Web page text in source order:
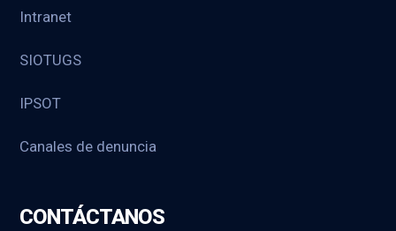
Intranet
SIOTUGS
IPSOT
Canales de denuncia
CONTÁCTANOS